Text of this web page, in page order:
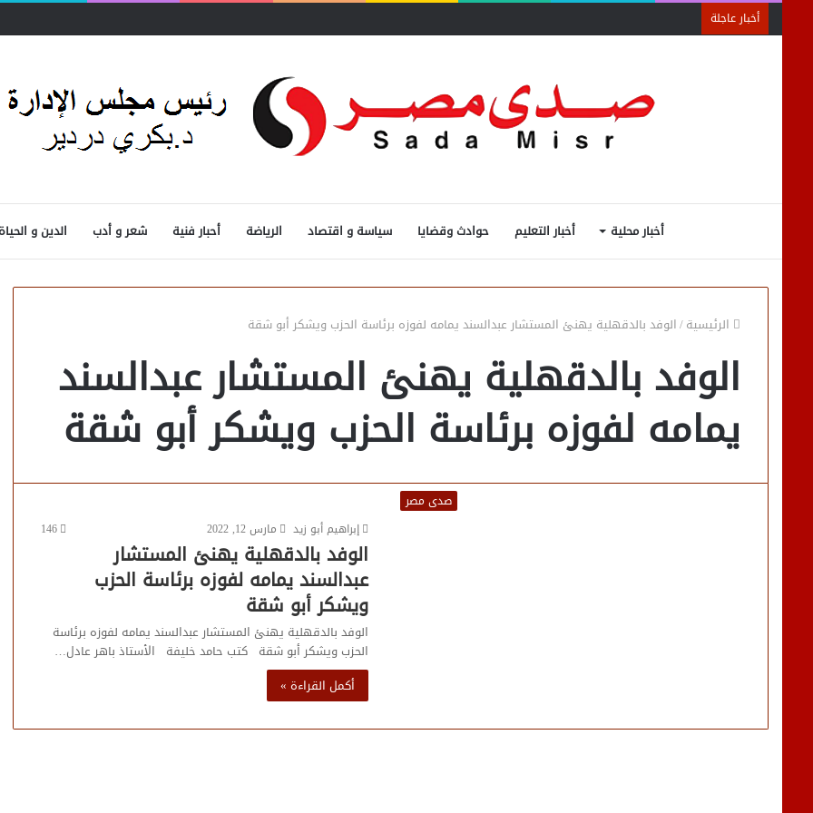
أخبار عاجلة
أخبار محلية أخبار التعليم حوادث وقضايا سياسة و اقتصاد الرياضة أحبار فنية شعر و أدب الدين و الحياة
الرئيسية/الوفد بالدقهلية يهنئ المستشار عبدالسند يمامه لفوزه برئاسة الحزب ويشكر أبو شقة
الوفد بالدقهلية يهنئ المستشار عبدالسند
يمامه لفوزه برئاسة الحزب ويشكر أبو شقة
صدى مصر
إبراهيم أبو زيد
مارس 12, 2022 146
الوفد بالدقهلية يهنئ المستشار
عبدالسند يمامه لفوزه برئاسة الحزب
ويشكر أبو شقة
الوفد بالدقهلية يهنئ المستشار عبدالسند يمامه لفوزه برئاسة
الحزب ويشكر أبو شقة كتب حامد خليفة الأستاذ باهر عادل…
أكمل القراءة »